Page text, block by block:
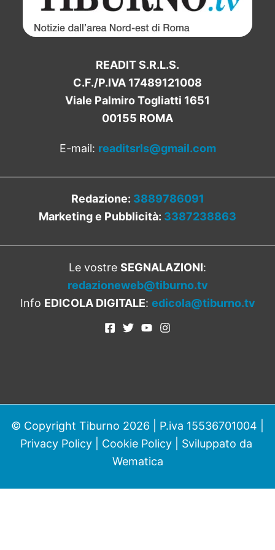
READIT S.R.L.S.
C.F./P.IVA 17489121008
Viale Palmiro Togliatti 1651
00155 ROMA
E-mail: readitsrls@gmail.com
Redazione: 3889786091
Marketing e Pubblicità: 3387238863
Le vostre SEGNALAZIONI:
redazioneweb@tiburno.tv
Info EDICOLA DIGITALE: edicola@tiburno.tv
© Copyright Tiburno 2026 | P.iva 15536701004 |
Privacy Policy| Cookie Policy| Sviluppato da
Wematica